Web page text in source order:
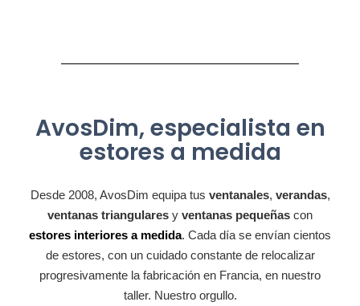
AvosDim, especialista en
estores a medida
Desde 2008, AvosDim equipa tus ventanales, verandas,
ventanas triangulares y ventanas pequeñas con
estores interiores a medida. Cada día se envían cientos
de estores, con un cuidado constante de relocalizar
progresivamente la fabricación en Francia, en nuestro
taller. Nuestro orgullo.